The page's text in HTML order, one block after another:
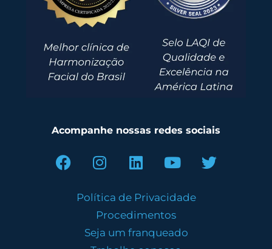
Acompanhe nossas redes sociais
Política de Privacidade
Procedimentos
Seja um franqueado